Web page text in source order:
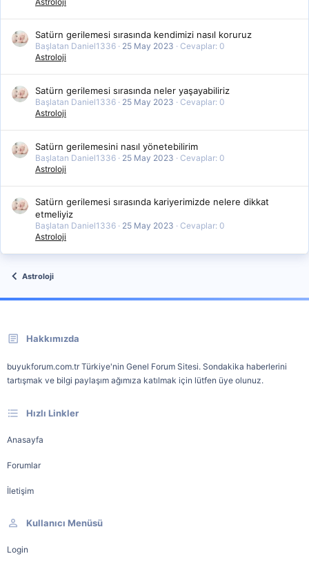
Satürn gerilemesi sırasında kendimizi nasıl koruruz
Başlatan Daniel1336 25 May 2023
Cevaplar: 0
Astroloji
Satürn gerilemesi sırasında neler yaşayabiliriz
Başlatan Daniel1336 25 May 2023
Cevaplar: 0
Astroloji
Satürn gerilemesini nasıl yönetebilirim
Başlatan Daniel1336 25 May 2023
Cevaplar: 0
Astroloji
Satürn gerilemesi sırasında kariyerimizde nelere dikkat
etmeliyiz
Başlatan Daniel1336 25 May 2023
Cevaplar: 0
Astroloji
Astroloji
Hakkımızda
buyukforum.com.tr Türkiye'nin Genel Forum Sitesi. Sondakika haberlerini
tartışmak ve bilgi paylaşım ağımıza katılmak için lütfen üye olunuz.
Hızlı Linkler
Anasayfa
Forumlar
İletişim
Kullanıcı Menüsü
Login